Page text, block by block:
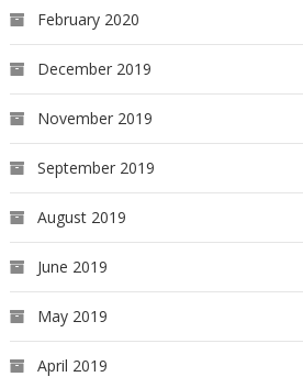
February 2020
December 2019
November 2019
September 2019
August 2019
June 2019
May 2019
April 2019